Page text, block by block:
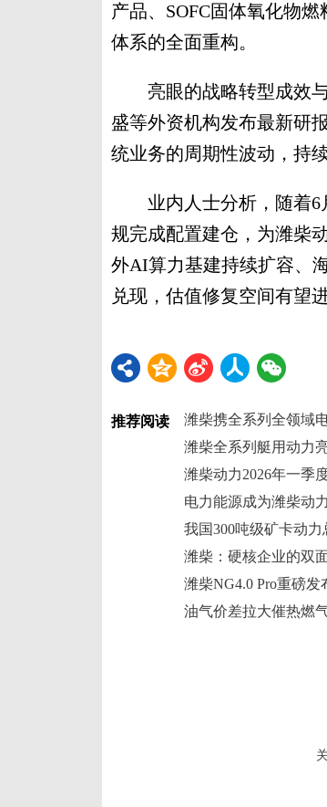
产品、SOFC固体氧化物
体系的全面重构。
亮眼的战略转型成效与
盛等外资机构发布最新研
统业务的周期性波动，持
业内人士分析，随着6
规完成配置建仓，为潍柴
外AI算力基建持续扩容、
兑现，估值修复空间有望
推荐阅读
潍柴全系列艇用动力
潍柴动力2026年一季
电力能源成为潍柴动
我国300吨级矿卡动
潍柴：硬核企业的双
潍柴NG4.0 Pro重磅